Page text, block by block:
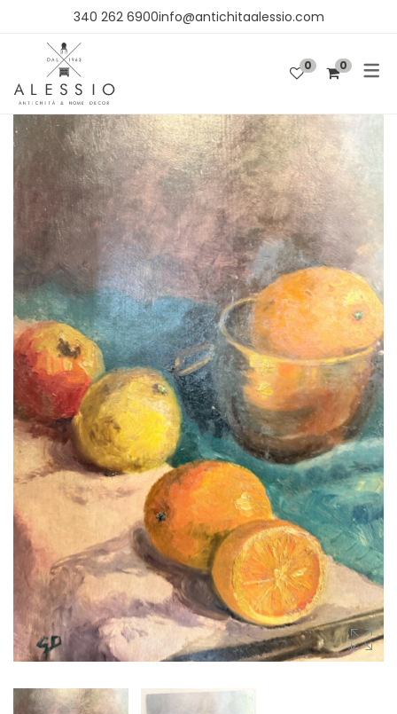
SHOP
OGGETTISTICA
ARREDO
TESSUTI E CARTA DA PARATI
340 262 6900info@antichitaalessio.com
0 0